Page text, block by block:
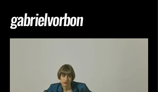
gabrielvorbon